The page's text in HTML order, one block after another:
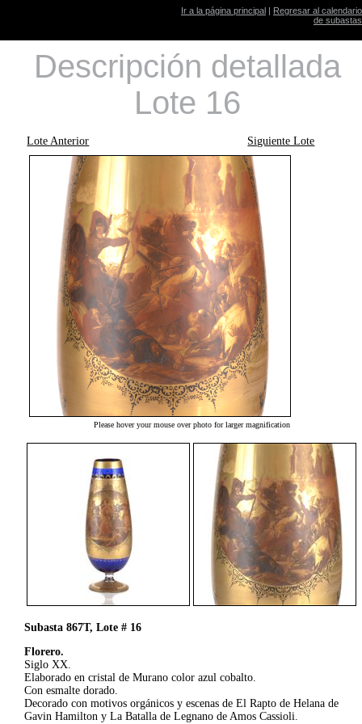
Ir a la página principal | Regresar al calendario
de subastas
Descripción detallada
Lote 16
Lote Anterior Siguiente Lote
Please hover your mouse over photo for larger magnification
Subasta 867T, Lote # 16
Florero.
Siglo XX.
Elaborado en cristal de Murano color azul cobalto.
Con esmalte dorado.
Decorado con motivos orgánicos y escenas de El Rapto de Helana de
Gavin Hamilton y La Batalla de Legnano de Amos Cassioli.